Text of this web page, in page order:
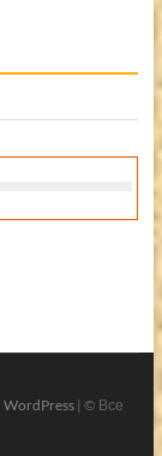
WordPress| © Все